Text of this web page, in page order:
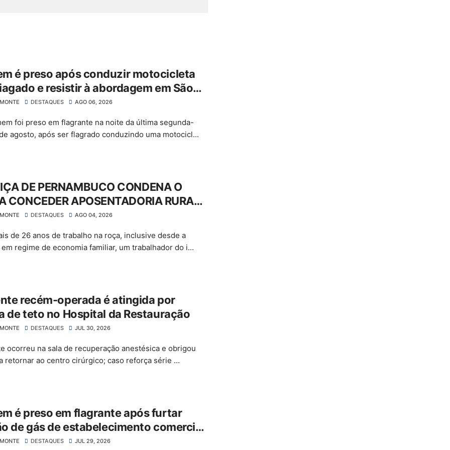
é preso após conduzir motocicleta
e resistir à abordagem em São
Belmonte
DESTAQUES AGO 06, 2026
foi preso em flagrante na noite da última segunda-
agosto, após ser flagrado conduzindo uma motocicl...
DE PERNAMBUCO CONDENA O
CONCEDER APOSENTADORIA RURAL
MAIS DE R$ 30 MIL EM ATRASADOS
DESTAQUES AGO 04, 2026
de 26 anos de trabalho na roça, inclusive desde a
regime de economia familiar, um trabalhador do i...
recém-operada é atingida por
de teto no Hospital da Restauração
DESTAQUES JUL 30, 2026
ocorreu na sala de recuperação anestésica e obrigou
retornar ao centro cirúrgico; caso reforça série ...
é preso em flagrante após furtar
de gás de estabelecimento comercial
José do Belmonte
DESTAQUES JUL 29, 2026